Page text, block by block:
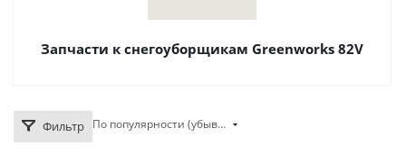
Запчасти к снегоуборщикам Greenworks 82V
Фильтр По популярности (убывание)